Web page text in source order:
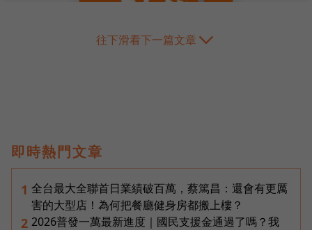
往下滑看下一篇文章
即時熱門文章
1 全台最大全聯首日業績破百萬，蔡篤昌：還會有更厲
害的大型店！為何把餐廳健身房都搬上樓？
2 2026普發一萬最新進度｜國民支援金通過了嗎？我